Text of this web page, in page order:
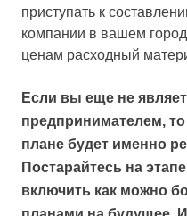
приступать к
компании в вашем
ценам расходный
Если вы еще не
предпринимателем,
плане будет именно
Постарайтесь на
включить как можно